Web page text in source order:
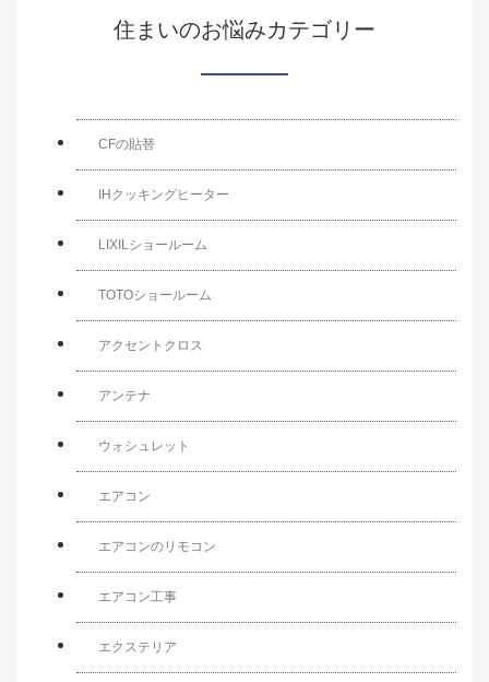
住まいのお悩みカテゴリー
CFの貼替
IHクッキングヒーター
LIXILショールーム
TOTOショールーム
アクセントクロス
アンテナ
ウォシュレット
エアコン
エアコンのリモコン
エアコン工事
エクステリア